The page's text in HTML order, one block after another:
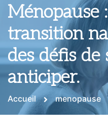
Ménopause
transition
des défis de
anticiper.
Accueil menopause